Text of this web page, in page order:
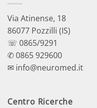
Via Atinense, 18
86077 Pozzilli (IS)
☏ 0865/9291
✆ 0865 929600
✉ info@neuromed.it
Centro Ricerche